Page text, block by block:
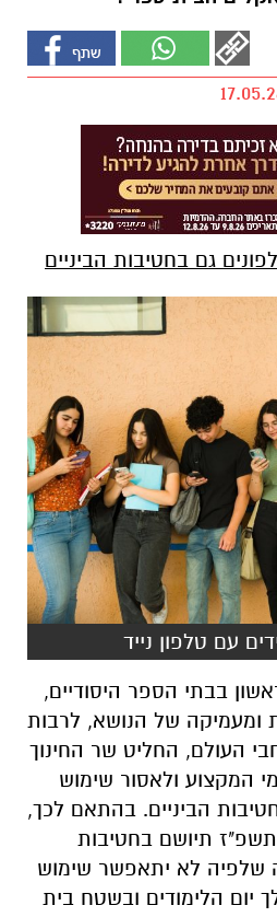
גם בחטיבות הביניים
בבתי הספר היסודיים,
ומעמיקה של הנושא, לרבות
העולם, החליט שר החינוך
המקצוע ולאסור שימוש
הביניים. בהתאם לכך,
תיושם בחטיבות
שלפיה לא יתאפשר שימוש
יום הלימודים ובשטח בית